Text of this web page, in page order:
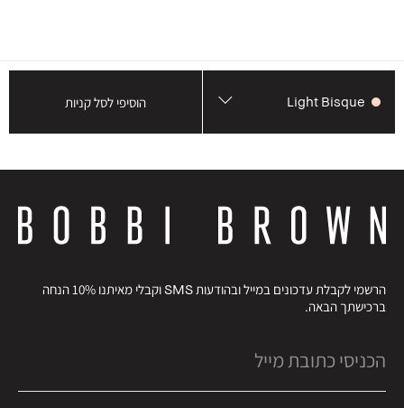
Light Bisque הוסיפי לסל קניות
הרשמי לקבלת עדכונים במייל ובהודעות SMS וקבלי מאיתנו 10% הנחה
ברכישתך הבאה.